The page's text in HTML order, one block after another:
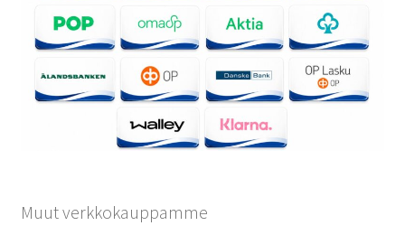
Muut verkkokauppamme